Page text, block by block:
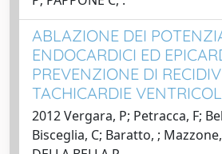
ABLAZIONE DEI
ENDOCARDICI ED
PREVENZIONE DI
TACHICARDIE
2012 Vergara, P; Petracca, F;
Bisceglia, C; Baratto, ;